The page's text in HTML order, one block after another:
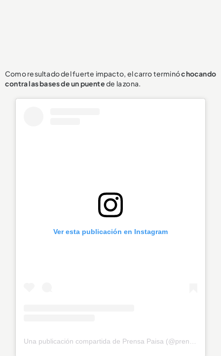
Como resultado del fuerte impacto, el carro terminóchocando
contra las bases de un puentede la zona.
Ver esta publicación en Instagram